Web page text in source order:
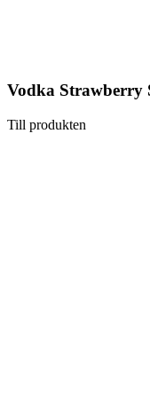
Vodka Strawberry
Till produkten